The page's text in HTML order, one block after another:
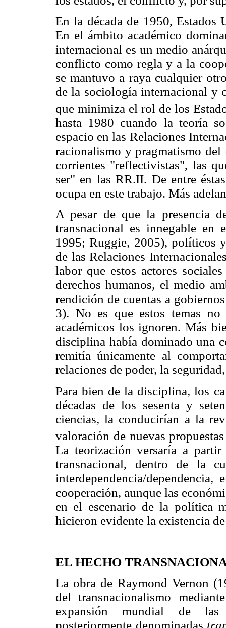
En la década de 1950, Estados
En el ámbito académico
internacional es un medio
conflicto como regla y a la
se mantuvo a raya cualquier
de la sociología internacional y
que minimiza el rol de los
hasta 1980 cuando la teoría
espacio en las Relaciones
racionalismo y pragmatismo
corrientes "reflectivistas", las
ser" en las RR.II. De entre
ocupa en este trabajo. Más
A pesar de que la presencia
transnacional es innegable
1995; Ruggie, 2005), políticos
de las Relaciones
labor que estos actores
derechos humanos, el medio
rendición de cuentas a
3). No es que estos temas
académicos los ignoren. Más
disciplina había dominado una
remitía únicamente al
relaciones de poder, la
Para bien de la disciplina, los
décadas de los sesenta y
ciencias, la conducirían a la
valoración de nuevas
La teorización versaría a
transnacional, dentro de la
interdependencia/
cooperación, aunque las
en el escenario de la política
hicieron evidente la existencia
EL HECHO
La obra de Raymond Vernon
del transnacionalismo
expansión mundial de las